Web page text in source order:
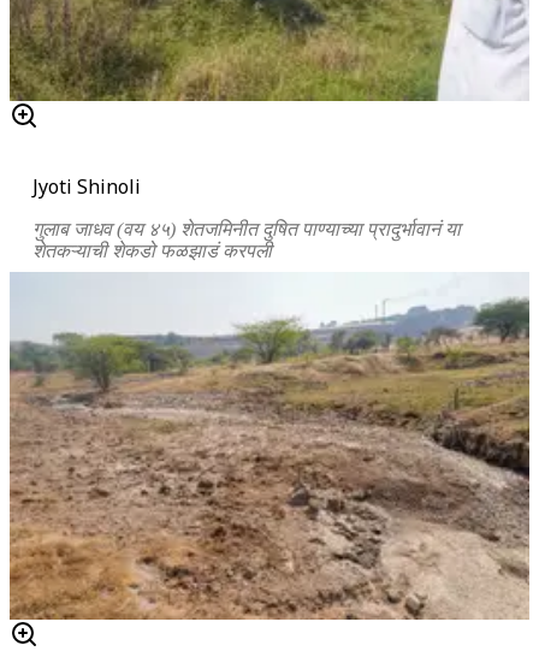
Jyoti Shinoli
गुलाब जाधव (वय ४५) शेतजमिनीत दुषित पाण्याच्या प्रादुर्भावानं या
शेतकऱ्याची शेकडो फळझाडं करपली